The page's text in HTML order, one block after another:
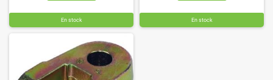
En stock En stock